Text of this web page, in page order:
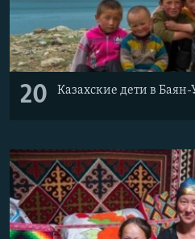
20 Казахские дети в Баян-